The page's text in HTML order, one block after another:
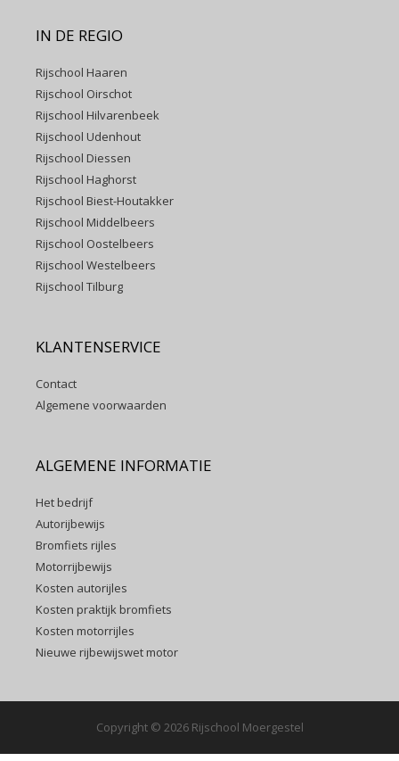
IN DE REGIO
Rijschool Haaren
Rijschool Oirschot
Rijschool Hilvarenbeek
Rijschool Udenhout
Rijschool Diessen
Rijschool Haghorst
Rijschool Biest-Houtakker
Rijschool Middelbeers
Rijschool Oostelbeers
Rijschool Westelbeers
Rijschool Tilburg
KLANTENSERVICE
Contact
Algemene voorwaarden
ALGEMENE INFORMATIE
Het bedrijf
Autorijbewijs
Bromfiets rijles
Motorrijbewijs
Kosten autorijles
Kosten praktijk bromfiets
Kosten motorrijles
Nieuwe rijbewijswet motor
Copyright © 2026 Rijschool Moergestel